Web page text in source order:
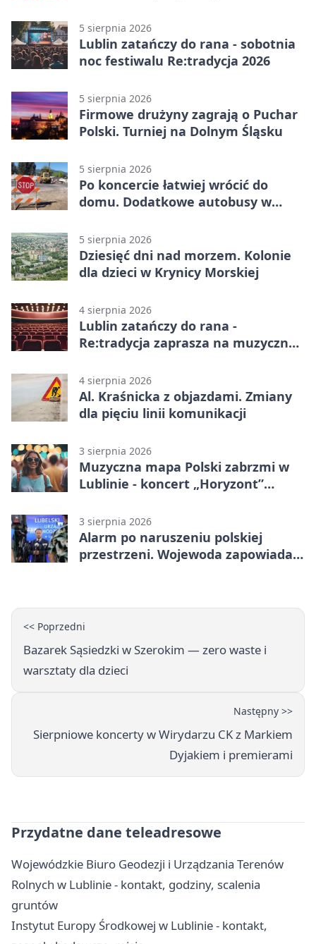
5 sierpnia 2026
Lublin zatańczy do rana - sobotnia
noc festiwalu Re:tradycja 2026
5 sierpnia 2026
Firmowe drużyny zagrają o Puchar
Polski. Turniej na Dolnym Śląsku
5 sierpnia 2026
Po koncercie łatwiej wrócić do
domu. Dodatkowe autobusy w
5 sierpnia 2026
Dziesięć dni nad morzem. Kolonie
dla dzieci w Krynicy Morskiej
4 sierpnia 2026
Lublin zatańczy do rana -
Re:tradycja zaprasza na muzyczną
4 sierpnia 2026
Al. Kraśnicka z objazdami. Zmiany
dla pięciu linii komunikacji
3 sierpnia 2026
Muzyczna mapa Polski zabrzmi w
Lublinie - koncert „Horyzont”
3 sierpnia 2026
Alarm po naruszeniu polskiej
przestrzeni. Wojewoda zapowiada
<< Poprzedni
Bazarek Sąsiedzki w Szerokim — zero waste i
warsztaty dla dzieci
Następny >>
Sierpniowe koncerty w Wirydarzu CK z Markiem
Dyjakiem i premierami
Przydatne dane teleadresowe
Wojewódzkie Biuro Geodezji i Urządzania Terenów
Rolnych w Lublinie - kontakt, godziny, scalenia
gruntów
Instytut Europy Środkowej w Lublinie - kontakt,